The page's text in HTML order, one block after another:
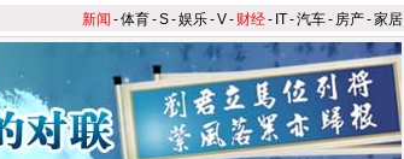
新闻 -体育-S-娱乐-V- 财经- IT-汽车- 房产-家居